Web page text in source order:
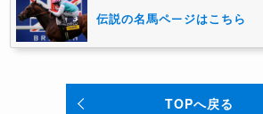
伝説の名馬ページはこちら
TOPへ戻る